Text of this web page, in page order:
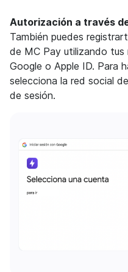
Autorización a través
También puedes
de MC Pay utilizando tus
Google o Apple ID. Para
selecciona la red social
de sesión.